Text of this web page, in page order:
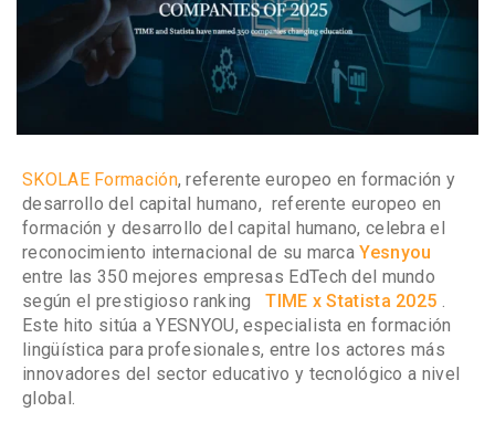
SKOLAE Formación,referente europeo en formación y
desarrollo del capital humano, referente europeo en
formación y desarrollo del capital humano, celebra el
reconocimiento internacional de su marcaYesnyou
entre las 350 mejores empresas EdTech del mundo
según el prestigioso rankingTIME x Statista 2025 .
Este hito sitúa a YESNYOU, especialista en formación
lingüística para profesionales, entre los actores más
innovadores del sector educativo y tecnológico a nivel
global.